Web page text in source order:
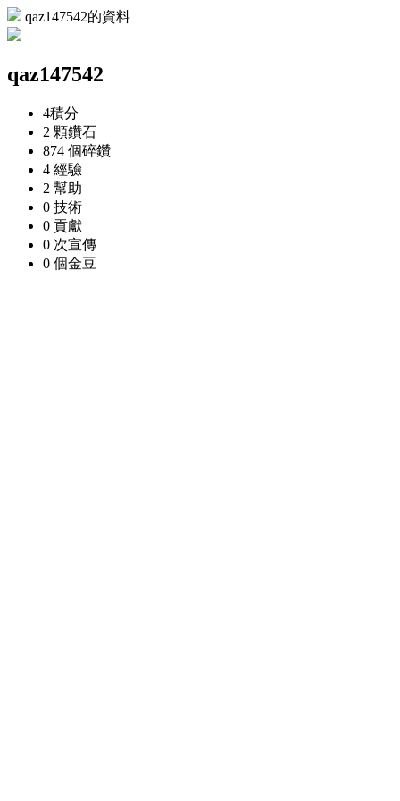
qaz147542的資料
qaz147542
4積分
2 顆鑽石
874 個碎鑽
4 經驗
2 幫助
0 技術
0 貢獻
0 次宣傳
0 個金豆